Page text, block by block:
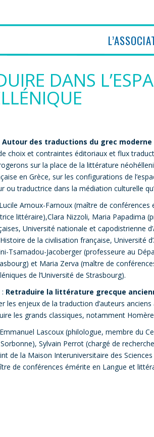
DANS
Autour des traductions du grec
choix et contraintes éditoriaux et flux
sur la place de la littérature
en Grèce, sur les configurations de
ou traductrice dans la médiation culturelle
Arnoux-Farnoux (maître de
littéraire),Clara Nizzoli, Maria Papadima
Université nationale et capodistrienne
de la civilisation française, Université
Tsamadou-Jacoberger (professeure au
et Maria Zerva (maître de
de l’Université de Strasbourg).
Retraduire la littérature grecque
les enjeux de la traduction d’auteurs
les grands classiques, notamment
Emmanuel Lascoux (philologue, membre du
Sylvain Perrot (chargé de
de la Maison Interuniversitaire des Sciences
de conférences émérite en Langue et